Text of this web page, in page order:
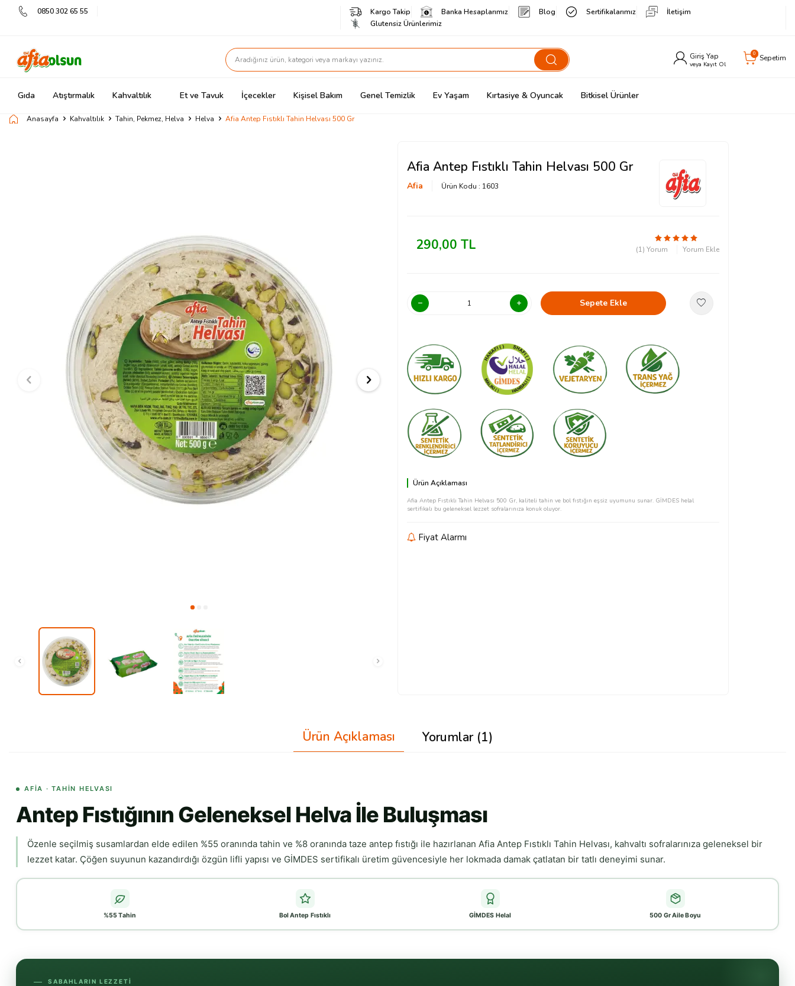
0850 302 65 55 Kargo Takip Banka Hesaplarımız Blog Sertifikalarımız
İletişim
Glutensiz Ürünlerimiz
Giriş Yap
veya Kayıt Ol
0 Sepetim
Gıda Atıştırmalık Kahvaltılık Et ve Tavuk İçecekler Kişisel Bakım Genel Temizlik Ev Yaşam Kırtasiye & Oyuncak Bitkisel Ürünler
Anasayfa Kahvaltılık Tahin, Pekmez, Helva Helva Afia Antep Fıstıklı Tahin Helvası 500 Gr
Afia Antep Fıstıklı Tahin Helvası 500 Gr
Afia Ürün Kodu : 1603
290,00 TL (1) Yorum Yorum Ekle
Sepete Ekle
Ürün Açıklaması
Afia Antep Fıstıklı Tahin Helvası 500 Gr, kaliteli tahin ve bol fıstığın eşsiz uyumunu sunar. GİMDES helal
sertifikalı bu geleneksel lezzet sofralarınıza konuk oluyor.
Fiyat Alarmı
Ürün Açıklaması Yorumlar (1)
AFIA · TAHIN HELVASI
Antep Fıstığının Geleneksel Helva İle Buluşması
Özenle seçilmiş susamlardan elde edilen %55 oranında tahin ve %8 oranında taze antep fıstığı ile hazırlanan Afia Antep Fıstıklı Tahin Helvası, kahvaltı sofralarınıza geleneksel bir
lezzet katar. Çöğen suyunun kazandırdığı özgün lifli yapısı ve GİMDES sertifikalı üretim güvencesiyle her lokmada damak çatlatan bir tatlı deneyimi sunar.
%55 Tahin Bol Antep Fıstıklı GİMDES Helal 500 Gr Aile Boyu
SABAHLARIN LEZZETI